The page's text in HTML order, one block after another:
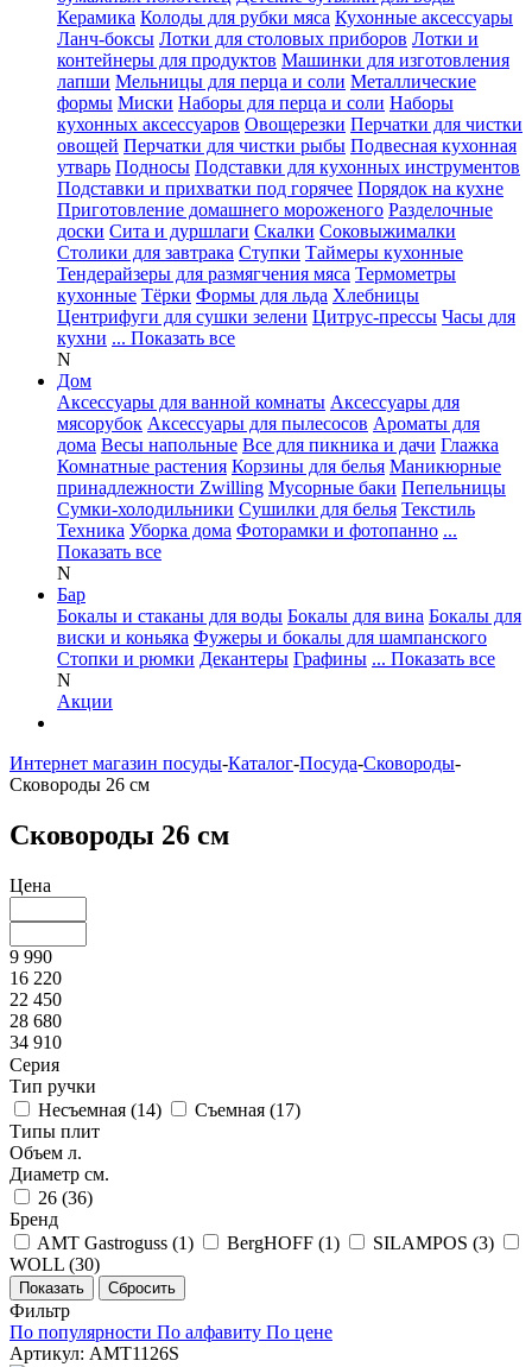
Керамика Колоды для рубки мяса Кухонные аксессуары
Ланч-боксы Лотки для столовых приборов Лотки и
контейнеры для продуктов Машинки для изготовления
лапши Мельницы для перца и соли Металлические
формы Миски Наборы для перца и соли Наборы
кухонных аксессуаров Овощерезки Перчатки для чистки
овощей Перчатки для чистки рыбы Подвесная кухонная
утварь Подносы Подставки для кухонных инструментов
Подставки и прихватки под горячее Порядок на кухне
Приготовление домашнего мороженого Разделочные
доски Сита и дуршлаги Скалки Соковыжималки
Столики для завтрака Ступки Таймеры кухонные
Тендерайзеры для размягчения мяса Термометры
кухонные Тёрки Формы для льда Хлебницы
Центрифуги для сушки зелени Цитрус-прессы Часы для
кухни ... Показать все
N
Дом
Аксессуары для ванной комнаты Аксессуары для
мясорубок Аксессуары для пылесосов Ароматы для
дома Весы напольные Все для пикника и дачи Глажка
Комнатные растения Корзины для белья Маникюрные
принадлежности Zwilling Мусорные баки Пепельницы
Сумки-холодильники Сушилки для белья Текстиль
Техника Уборка дома Фоторамки и фотопанно ...
Показать все
N
Бар
Бокалы и стаканы для воды Бокалы для вина Бокалы для
виски и коньяка Фужеры и бокалы для шампанского
Стопки и рюмки Декантеры Графины ... Показать все
N
Акции
Интернет магазин посуды-Каталог-Посуда-Сковороды-
Сковороды 26 см
Сковороды 26 см
Цена
9 990
16 220
22 450
28 680
34 910
Серия
Тип ручки
Несъемная (14) Съемная (17)
Типы плит
Объем л.
Диаметр см.
26 (36)
Бренд
AMT Gastroguss (1) BergHOFF (1) SILAMPOS (3)
WOLL (30)
Фильтр
По популярности По алфавиту По цене
Артикул: AMT1126S